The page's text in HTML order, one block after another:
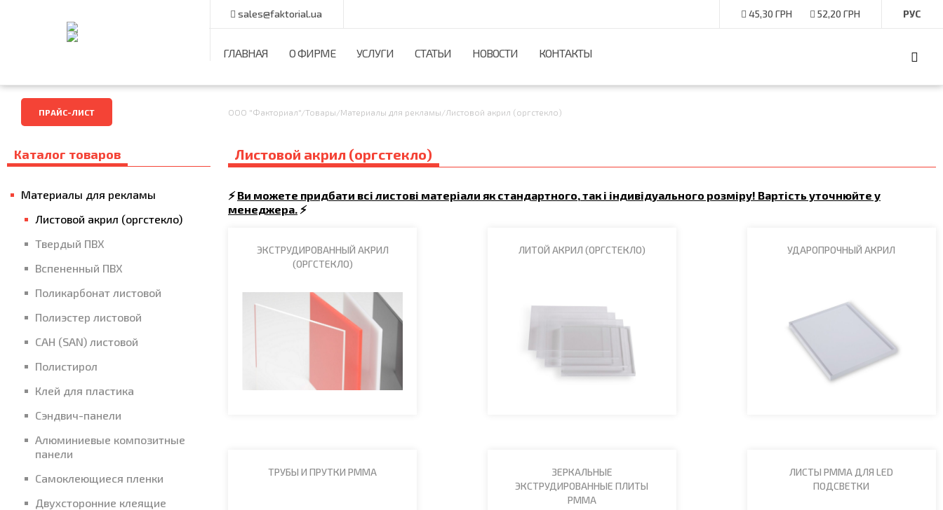
sales@faktorial.ua 45,30 ГРН 52,20 ГРН
ГЛАВНАЯ О ФИРМЕ УСЛУГИ СТАТЬИ НОВОСТИ КОНТАКТЫ
ПРАЙС-ЛИСТ
Каталог товаров
Материалы для рекламы
Листовой акрил (оргстекло)
Твердый ПВХ
Вспененный ПВХ
Поликарбонат листовой
Полиэстер листовой
САН (SAN) листовой
Полистирол
Клей для пластика
Сэндвич-панели
Алюминиевые композитные
панели
Самоклеющиеся пленки
Двухсторонние клеящие
ООО "Факториал"/Товары /Материалы для рекламы /Листовой акрил (оргстекло)
Листовой акрил (оргстекло)
⚡Ви можете придбати всі листові матеріали як стандартного, так і індивідуального розміру! Вартість уточнюйте у
менеджера. ⚡
ЭКСТРУДИРОВАННЫЙ АКРИЛ
(ОРГСТЕКЛО)
ЛИТОЙ АКРИЛ (ОРГСТЕКЛО) УДАРОПРОЧНЫЙ АКРИЛ
ТРУБЫ И ПРУТКИ PMMA
ЗЕРКАЛЬНЫЕ
ЭКСТРУДИРОВАННЫЕ ПЛИТЫ
PMMA
ЛИСТЫ PMMA ДЛЯ LED
ПОДСВЕТКИ